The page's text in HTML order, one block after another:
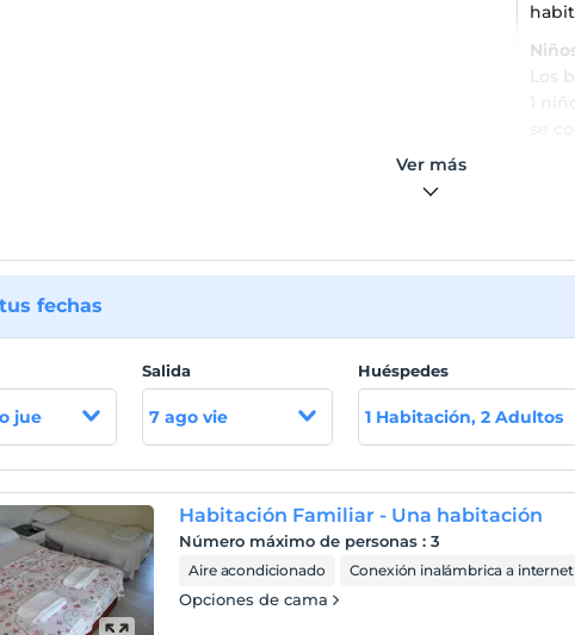
Los
Ver más
fechas
jue
Salida
7 ago vie
Huéspedes
1 Habitación, 2 Adultos
Habitación Familiar - Una habitación
Número máximo de personas :3
Aire acondicionado Conexión inalámbrica a internet
Opciones de cama